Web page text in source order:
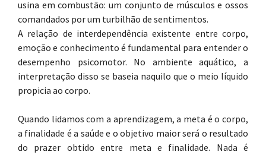
usina em combustão: um conjunto de músculos e ossos
comandados por um turbilhão de sentimentos.
A relação de interdependência existente entre corpo,
emoção e conhecimento é fundamental para entender o
desempenho psicomotor. No ambiente aquático, a
interpretação disso se baseia naquilo que o meio líquido
propicia ao corpo.
Quando lidamos com a aprendizagem, a meta é o corpo,
a finalidade é a saúde e o objetivo maior será o resultado
do prazer obtido entre meta e finalidade. Nada é